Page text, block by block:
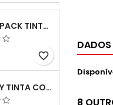
PFI-050 PACK TINTAS COMPATIVEIS
favorite_border
PFI-050 Y TINTA COMPATÍVEL AMARELO